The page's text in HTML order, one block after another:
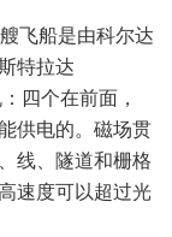
飞船是由科尔达
特拉达
四个在前面，
供电的。磁场贯
线、隧道和栅格
速度可以超过光